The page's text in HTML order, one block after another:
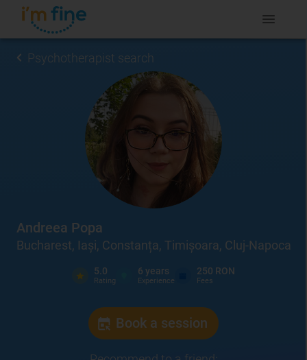
Psychotherapist search
Andreea Popa
Bucharest, Iași, Constanța, Timișoara, Cluj-Napoca
5.0
Rating
6 years
Experience
250 RON
Fees
Book a session